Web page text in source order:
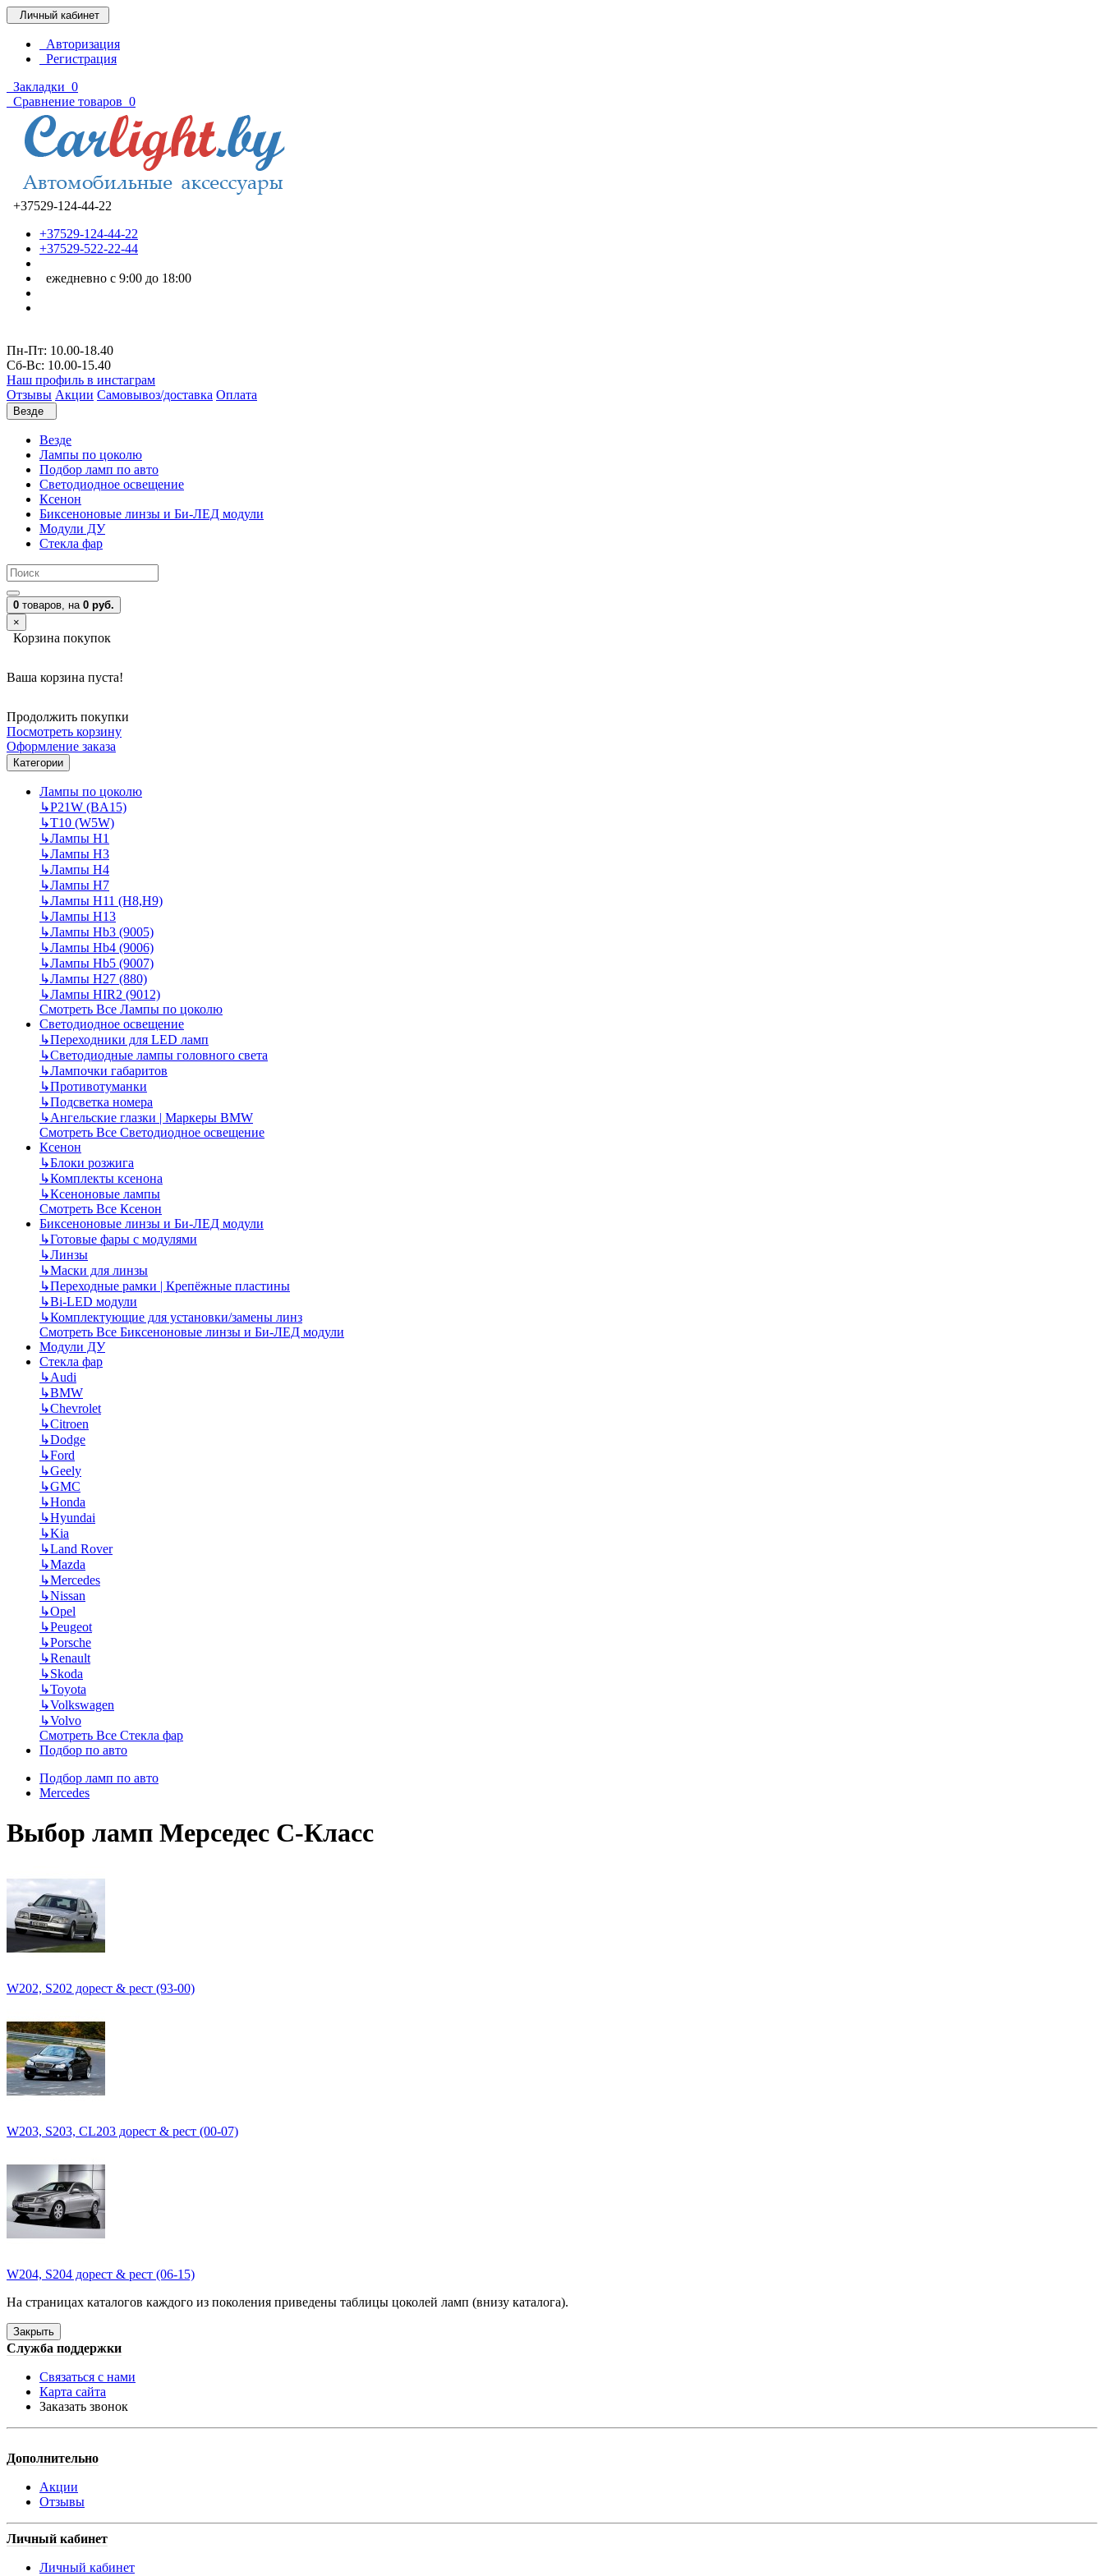
Личный кабинет
Авторизация
Регистрация
Закладки 0
Сравнение товаров 0
+37529-124-44-22
+37529-124-44-22
+37529-522-22-44
ежедневно с 9:00 до 18:00
Пн-Пт: 10.00-18.40
Cб-Вс: 10.00-15.40
Наш профиль в инстаграм
Отзывы Акции Самовывоз/доставка Оплата
Везде
Везде
Лампы по цоколю
Подбор ламп по авто
Светодиодное освещение
Ксенон
Биксеноновые линзы и Би-ЛЕД модули
Модули ДУ
Стекла фар
0 товаров, на 0 руб.
×
Корзина покупок
Ваша корзина пуста!
Продолжить покупки
Посмотреть корзину
Оформление заказа
Категории
Лампы по цоколю
↳P21W (BA15)
↳T10 (W5W)
↳Лампы H1
↳Лампы H3
↳Лампы H4
↳Лампы H7
↳Лампы H11 (H8,H9)
↳Лампы H13
↳Лампы Hb3 (9005)
↳Лампы Hb4 (9006)
↳Лампы Hb5 (9007)
↳Лампы H27 (880)
↳Лампы HIR2 (9012)
Смотреть Все Лампы по цоколю
Светодиодное освещение
↳Переходники для LED ламп
↳Светодиодные лампы головного света
↳Лампочки габаритов
↳Противотуманки
↳Подсветка номера
↳Ангельские глазки | Маркеры BMW
Смотреть Все Светодиодное освещение
Ксенон
↳Блоки розжига
↳Комплекты ксенона
↳Ксеноновые лампы
Смотреть Все Ксенон
Биксеноновые линзы и Би-ЛЕД модули
↳Готовые фары с модулями
↳Линзы
↳Маски для линзы
↳Переходные рамки | Крепёжные пластины
↳Bi-LED модули
↳Комплектующие для установки/замены линз
Смотреть Все Биксеноновые линзы и Би-ЛЕД модули
Модули ДУ
Стекла фар
↳Audi
↳BMW
↳Chevrolet
↳Citroen
↳Dodge
↳Ford
↳Geely
↳GMC
↳Honda
↳Hyundai
↳Kia
↳Land Rover
↳Mazda
↳Mercedes
↳Nissan
↳Opel
↳Peugeot
↳Porsche
↳Renault
↳Skoda
↳Toyota
↳Volkswagen
↳Volvo
Смотреть Все Стекла фар
Подбор по авто
Подбор ламп по авто
Mercedes
Выбор ламп Мерседес С-Класс
W202, S202 дорест & рест (93-00)
W203, S203, CL203 дорест & рест (00-07)
W204, S204 дорест & рест (06-15)
На страницах каталогов каждого из поколения приведены таблицы цоколей ламп (внизу каталога).
Закрыть
Служба поддержки
Связаться с нами
Карта сайта
Заказать звонок
Дополнительно
Акции
Отзывы
Личный кабинет
Личный кабинет